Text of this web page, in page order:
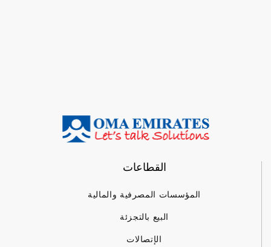
القطاعات
المؤسسات المصرفية والمالية
البيع بالتجزئة
الإتصالات